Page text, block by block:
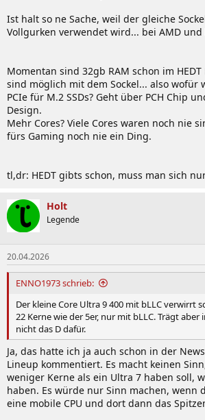
Ist halt so ne Sache, weil der gleiche
Vollgurken verwendet wird... bei AMD
Momentan sind 32gb RAM schon im
sind möglich mit dem Sockel... also wofür
PCIe für M.2 SSDs? Geht über PCH Chip
Design.
Mehr Cores? Viele Cores waren noch nie
fürs Gaming noch nie ein Ding.
tl,dr: HEDT gibts schon, muss man sich
Holt
Legende
20.04.2026
ENNO1973 schrieb:
Der kleine Core Ultra 9 400 mit bLLC verwirrt
22 Kerne wie der 5er, nur mit bLLC. Trägt aber
nicht das D dafür.
Ja, das hatte ich ja auch schon in der
Lineup kommentiert. Es macht keinen
weniger Kerne als ein Ultra 7 haben soll,
haben. Es würde nur Sinn machen, wenn
eine mobile CPU und dort dann das